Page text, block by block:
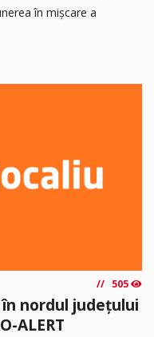
în mişcare a
505
nordul județului
ALERT